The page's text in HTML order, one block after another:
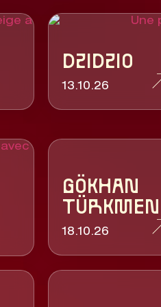
DZIDZIO
13.10.26
GÖKHAN
TÜRKMEN
18.10.26